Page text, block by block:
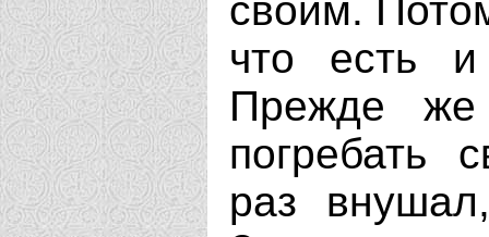
своим.
что есть
Прежде же
погребать
раз